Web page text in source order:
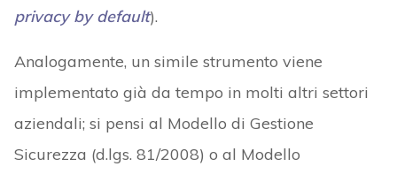
privacy by default).
Analogamente, un simile strumento viene
implementato già da tempo in molti altri settori
aziendali; si pensi al Modello di Gestione
Sicurezza (d.lgs. 81/2008) o al Modello